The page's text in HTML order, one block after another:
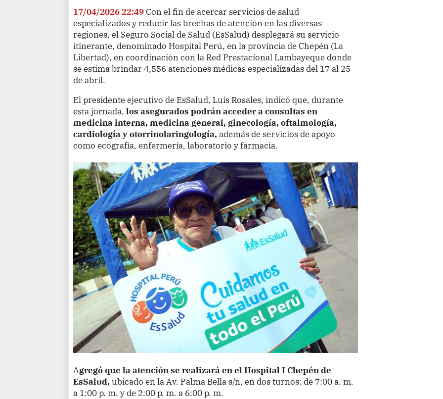
17/04/2026 22:49Con el fin de acercar servicios de salud
especializados y reducir las brechas de atención en las diversas
regiones, el Seguro Social de Salud (EsSalud) desplegará su servicio
itinerante, denominado Hospital Perú, en la provincia de Chepén (La
Libertad), en coordinación con la Red Prestacional Lambayeque donde
se estima brindar 4,556 atenciones médicas especializadas del 17 al 25
de abril.
El presidente ejecutivo de EsSalud, Luis Rosales, indicó que, durante
esta jornada, los asegurados podrán acceder a consultas en
medicina interna, medicina general, ginecología, oftalmología,
cardiología y otorrinolaringología,además de servicios de apoyo
como ecografía, enfermería, laboratorio y farmacia.
Agregó que la atención se realizará en el Hospital I Chepén de
EsSalud,ubicado en la Av. Palma Bella s/n, en dos turnos: de 7:00 a. m.
a 1:00 p. m. y de 2:00 p. m. a 6:00 p. m.